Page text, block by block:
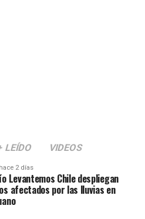
LEÍDO VIDEOS
hace 2 días
Levantemos Chile despliegan
afectados por las lluvias en